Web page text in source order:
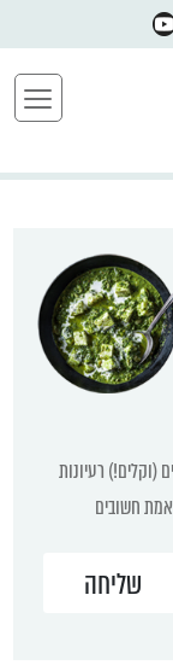
(וקלים!) רעיונות
חשובים